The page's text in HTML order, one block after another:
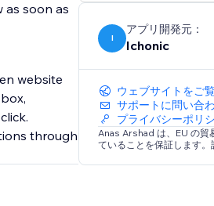
as soon as
website
through
I
アプリ開発元：
Ichonic
ウェブサイトをご
サポートに問い合
プライバシーポリ
Anas Arshad は、EU の貿
ていることを保証します。